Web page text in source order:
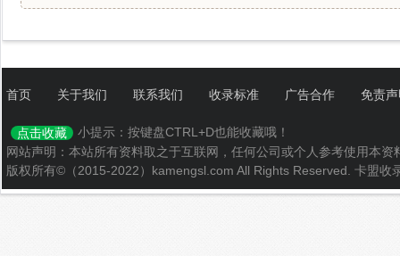
首页 关于我们 联系我们 收录标准 广告合作 免责
点击收藏
小提示：按键盘CTRL+D也能收藏哦！
网站声明：本站所有资料取之于互联网，任何公司或个人参考使用本
版权所有©（2015-2022）kamengsl.com All Rights Reserved. 卡盟收